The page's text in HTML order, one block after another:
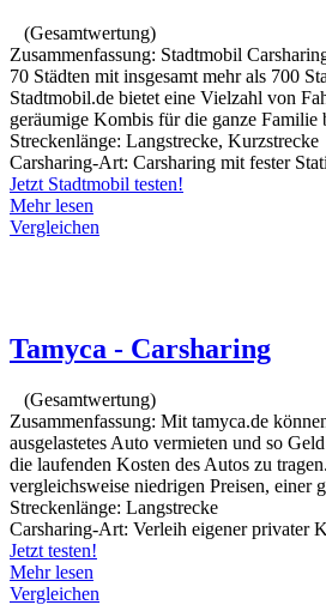
(Gesamtwertung)
Zusammenfassung: Stadtmobil
70 Städten mit insgesamt mehr als 700
Stadtmobil.de bietet eine Vielzahl von
geräumige Kombis für die ganze Familie
Streckenlänge: Langstrecke, Kurzstrecke
Carsharing-Art: Carsharing mit fester
Jetzt Stadtmobil testen!
Mehr lesen
Vergleichen
Tamyca - Carsharing
(Gesamtwertung)
Zusammenfassung: Mit tamyca.de
ausgelastetes Auto vermieten und so
die laufenden Kosten des Autos zu
vergleichsweise niedrigen Preisen, einer
Streckenlänge: Langstrecke
Carsharing-Art: Verleih eigener privater
Jetzt testen!
Mehr lesen
Vergleichen